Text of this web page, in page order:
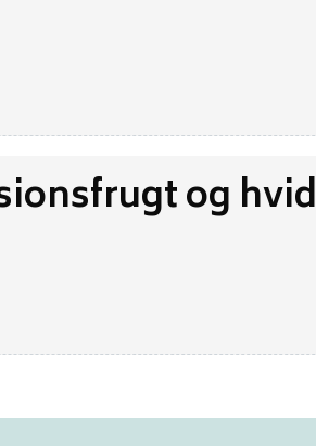
og hvid